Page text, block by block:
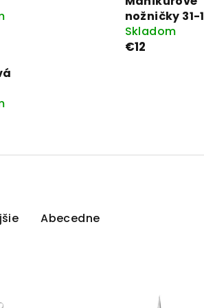
nožničky 31-1
Skladom
€12
Abecedne